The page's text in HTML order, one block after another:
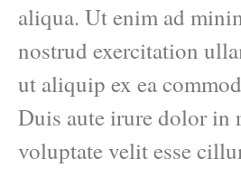
aliqua. Ut enim ad
nostrud exercitation
ut aliquip ex ea
Duis aute irure dolor in
voluptate velit esse